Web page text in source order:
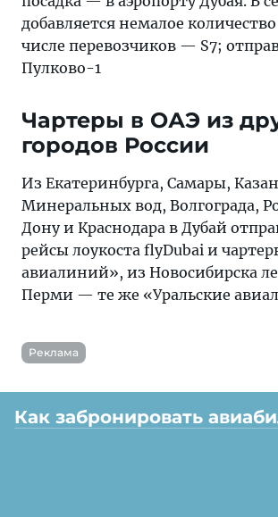
добавляется немалое
числе перевозчиков — S7;
Пулково-1
Чартеры в ОАЭ из
городов России
Из Екатеринбурга, Самары,
Минеральных вод, Волгограда,
Дону и Краснодара в Дубай
рейсы лоукоста flyDubai и
авиалиний», из Новосибирска
Перми — те же «Уральские
Реклама
Как забронировать